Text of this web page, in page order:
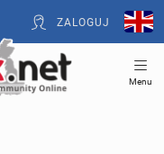
ZALOGUJ
Menu